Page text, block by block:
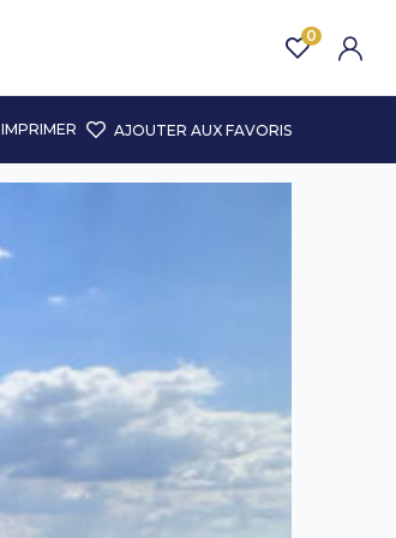
0
IMPRIMER AJOUTER AUX FAVORIS